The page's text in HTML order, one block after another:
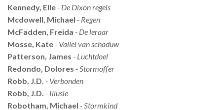
Kennedy, Elle - De Dixon regels
Mcdowell, Michael - Regen
McFadden, Freida - De leraar
Mosse, Kate - Vallei van schaduw
Patterson, James - Luchtdoel
Redondo, Dolores - Stormoffer
Robb, J.D. - Verbonden
Robb, J.D. - Illusie
Robotham, Michael - Stormkind